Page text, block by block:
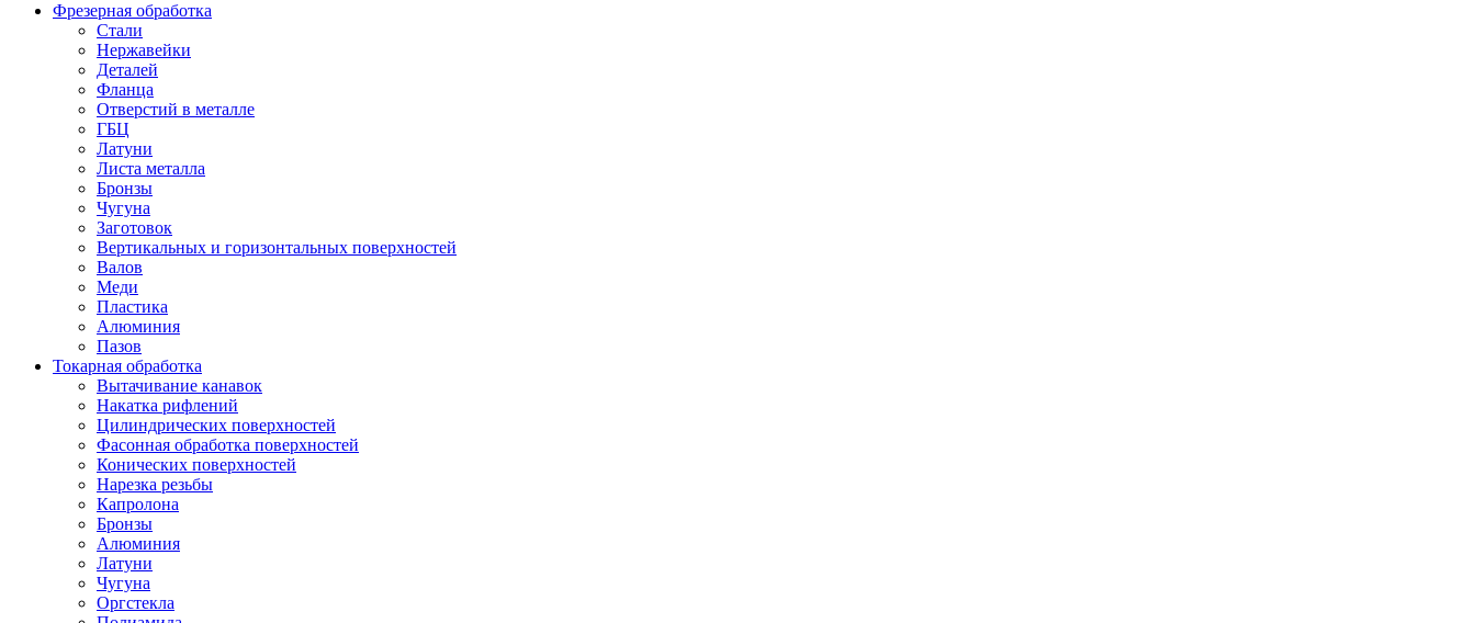
Фрезерная обработка
Стали
Нержавейки
Деталей
Фланца
Отверстий в металле
ГБЦ
Латуни
Листа металла
Бронзы
Чугуна
Заготовок
Вертикальных и горизонтальных поверхностей
Валов
Меди
Пластика
Алюминия
Пазов
Токарная обработка
Вытачивание канавок
Накатка рифлений
Цилиндрических поверхностей
Фасонная обработка поверхностей
Конических поверхностей
Нарезка резьбы
Капролона
Бронзы
Алюминия
Латуни
Чугуна
Оргстекла